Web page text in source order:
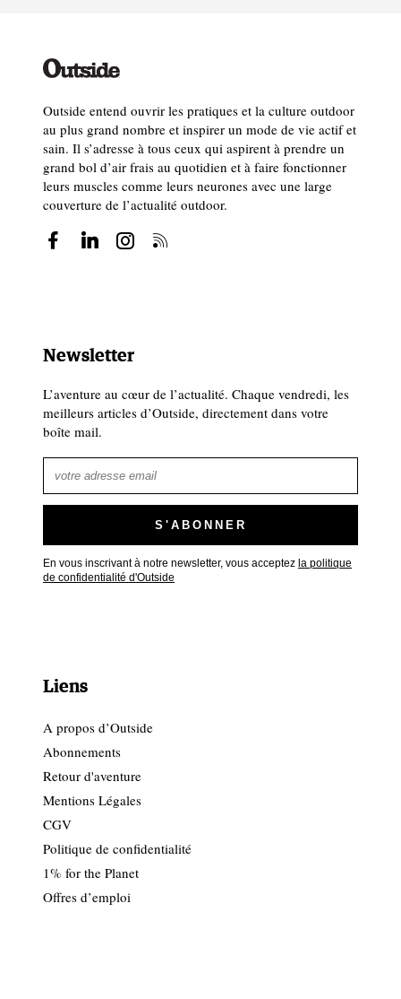
Outside entend ouvrir les pratiques et la culture outdoor
au plus grand nombre et inspirer un mode de vie actif et
sain. Il s’adresse à tous ceux qui aspirent à prendre un
grand bol d’air frais au quotidien et à faire fonctionner
leurs muscles comme leurs neurones avec une large
couverture de l’actualité outdoor.
Newsletter
L’aventure au cœur de l’actualité. Chaque vendredi, les
meilleurs articles d’Outside, directement dans votre
boîte mail.
En vous inscrivant à notre newsletter, vous acceptez la politique
de confidentialité d'Outside
Liens
A propos d’Outside
Abonnements
Retour d'aventure
Mentions Légales
CGV
Politique de confidentialité
1% for the Planet
Offres d’emploi